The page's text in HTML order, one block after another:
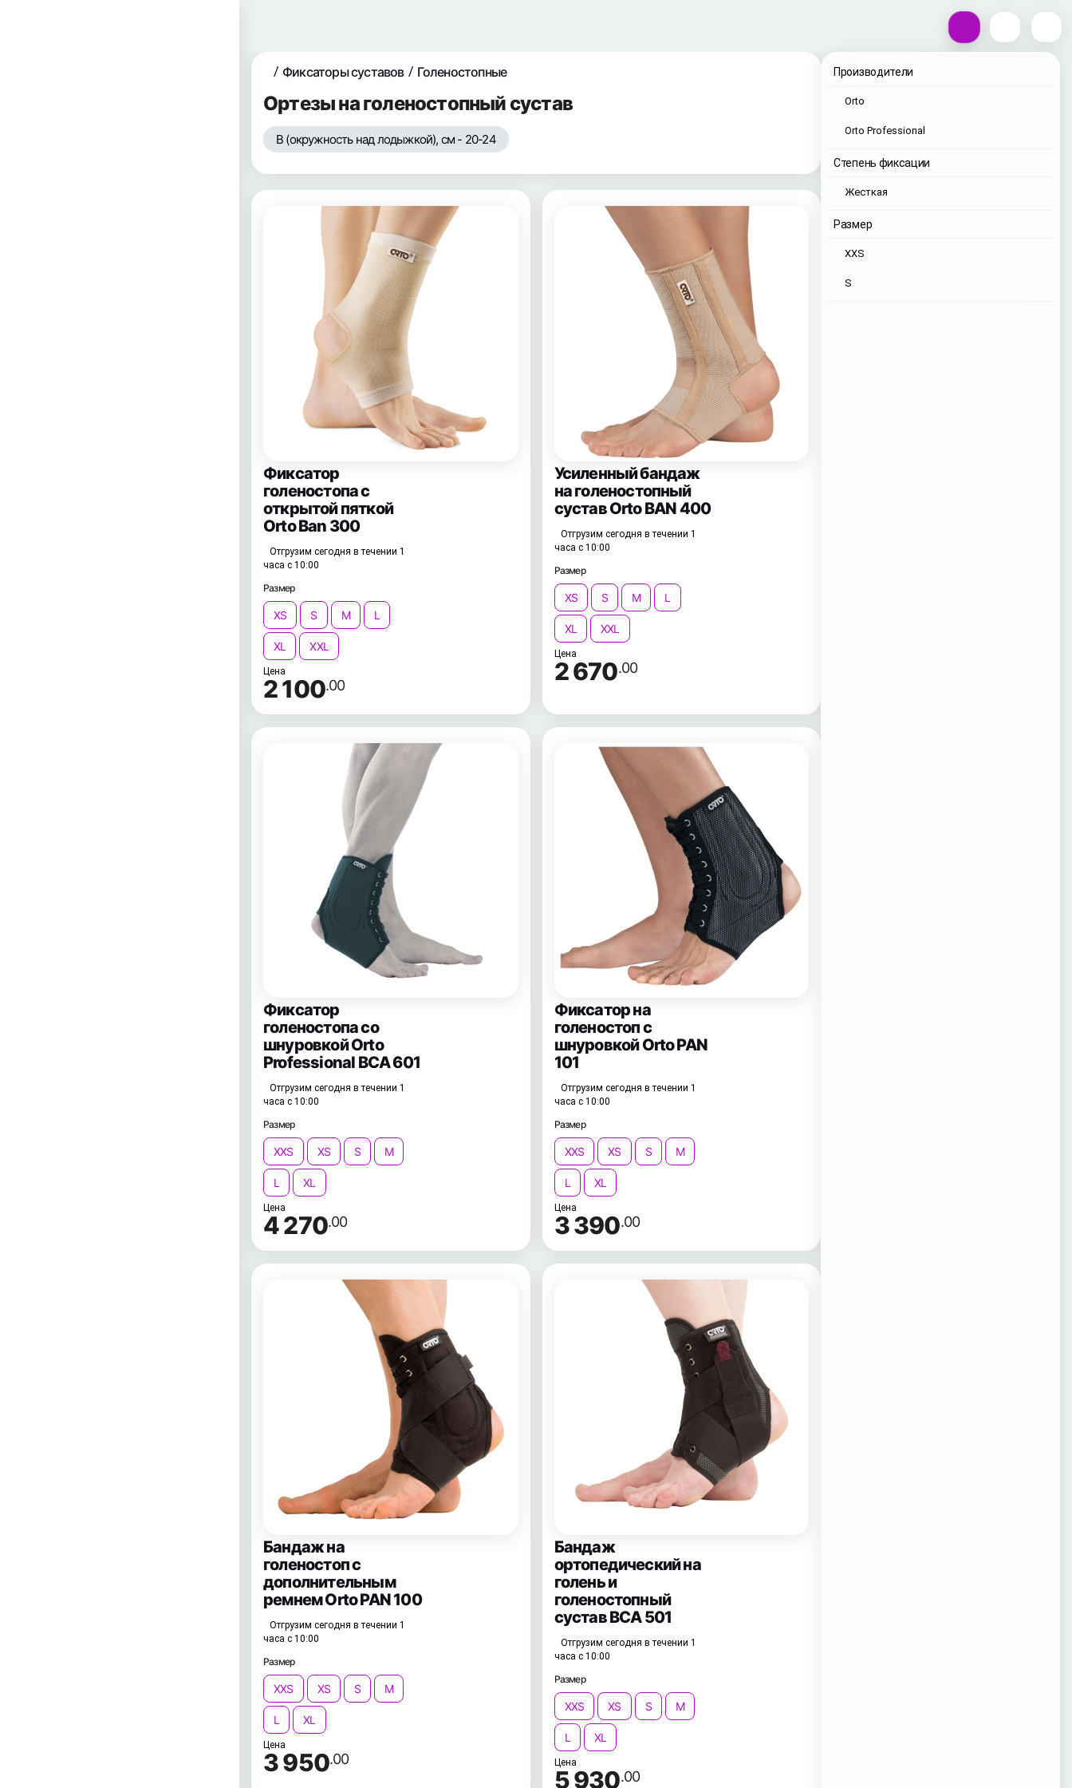
Производители
Orto
Orto Professional
Степень фиксации
Жесткая
Размер
XXS
S
Фиксаторы суставов Голеностопные
Ортезы на голеностопный сустав
B (окружность над лодыжкой), см - 20-24
Фиксатор
голеностопа с
открытой пяткой
Orto Ban 300
Отгрузим сегодня в течении 1
часа с 10:00
Размер
XS S M L
XL XXL
Цена
2 100.00
Усиленный бандаж
на голеностопный
сустав Orto BAN 400
Отгрузим сегодня в течении 1
часа с 10:00
Размер
XS S M L
XL XXL
Цена
2 670.00
Фиксатор
голеностопа со
шнуровкой Orto
Professional BCA 601
Отгрузим сегодня в течении 1
часа с 10:00
Размер
XXS XS S M
L XL
Цена
4 270.00
Фиксатор на
голеностоп с
шнуровкой Orto PAN
101
Отгрузим сегодня в течении 1
часа с 10:00
Размер
XXS XS S M
L XL
Цена
3 390.00
Бандаж на
голеностоп с
дополнительным
ремнем Orto PAN 100
Отгрузим сегодня в течении 1
часа с 10:00
Размер
XXS XS S M
L XL
Цена
3 950.00
Бандаж
ортопедический на
голень и
голеностопный
сустав BCA 501
Отгрузим сегодня в течении 1
часа с 10:00
Размер
XXS XS S M
L XL
Цена
5 930.00